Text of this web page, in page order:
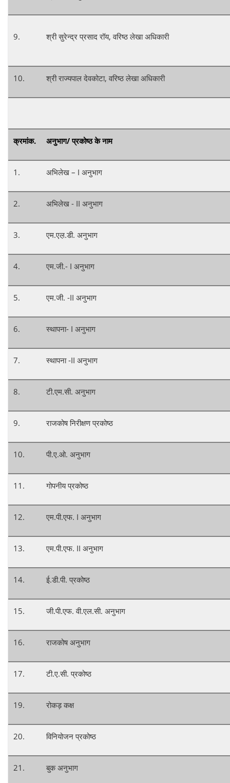
9. श्री सुरेन्द्र प्रसाद रॉय, वरिष्ठ लेखा अधिकारी
10. श्री राज्यपाल देवकोटा, वरिष्ठ लेखा अधिकारी
क्रमांक. अनुभाग/ प्रकोष्ठ के नाम
1. अभिलेख – I अनुभाग
2. अभिलेख - II अनुभाग
3. एम.एल़.डी. अनुभाग
4. एम.जी.- I अनुभाग
5. एम.जी. -II अनुभाग
6. स्थापना- I अनुभाग
7. स्थापना -II अनुभाग
8. टी.एम.सी. अनुभाग
9. राजकोष निरीक्षण प्रकोष्ठ
10. पी.ए.ओ. अनुभाग
11. गोपनीय प्रकोष्ठ
12. एम.पी.एफ. I अनुभाग
13. एम.पी.एफ. II अनुभाग
14. ई.डी.पी. प्रकोष्ठ
15. जी.पी.एफ. वी.एल.सी. अनुभाग
16. राजकोष अनुभाग
17. टी.ए.सी. प्रकोष्ठ
19. रोकड़ कक्ष
20. विनियोजन प्रकोष्ठ
21. बुक अनुभाग